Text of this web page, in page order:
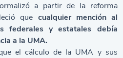
a partir de la reforma
que cualquier mención al
federales y estatales debía
a la UMA.
el cálculo de la UMA y sus